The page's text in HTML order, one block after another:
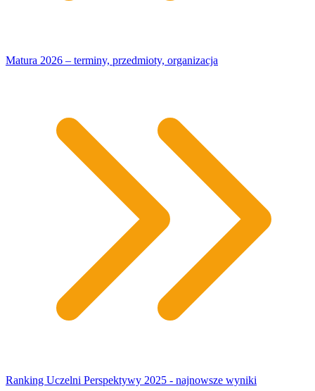
Matura 2026 – terminy, przedmioty, organizacja
Ranking Uczelni Perspektywy 2025 - najnowsze wyniki